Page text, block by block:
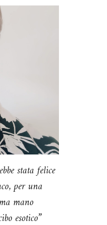
stata felice
per una
mano
esotico”